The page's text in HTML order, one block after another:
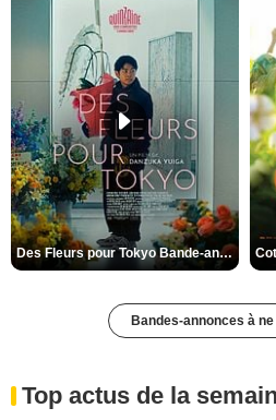
Des Fleurs pour Tokyo Bande-annonce VO STFR
Bandes-annonces à
Top actus de la